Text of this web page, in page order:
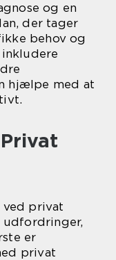
og en
der tager
behov og
hjælpe med at
ved privat
udfordringer,
er
privat